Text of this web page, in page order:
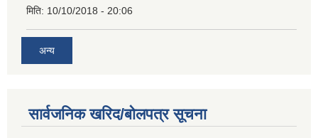
मिति: 10/10/2018 - 20:06
अन्य
सार्वजनिक खरिद/बोलपत्र सूचना